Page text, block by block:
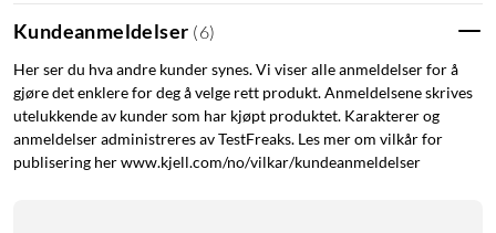
musikk eller film, og synkronisere lyset med annet Lightsync-
tilbehør.
GL Tactile
kombinerer
Kundeanmeldelser (6)
Her ser du hva andre kunder synes. Vi viser alle anmeldelser for å
gjøre det enklere for deg å velge rett produkt. Anmeldelsene skrives
utelukkende av kunder som har kjøpt produktet. Karakterer og
anmeldelser administreres av TestFreaks. Les mer om vilkår for
publisering her www.kjell.com/no/vilkar/kundeanmeldelser